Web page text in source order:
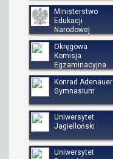
Ministerstwo
Edukacji
Narodowej
Okręgowa
Komisja
Egzaminacyjna
Konrad Adenauer
Gymnasium
Uniwersytet
Jagielloński
Uniwersytet